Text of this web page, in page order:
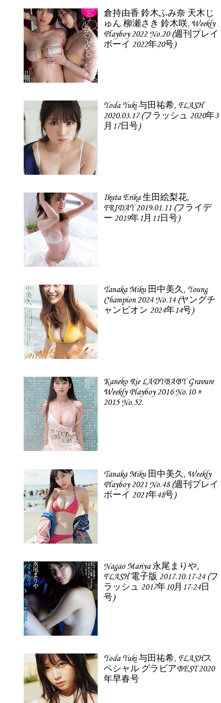
倉持由香 鈴木ふみ奈 天木じ
ゅん 柳瀬さき 鈴木咲, Weekly
Playboy 2022 No.20 (週刊プレイ
ボーイ 2022年20号)
Yoda Yuki 与田祐希, FLASH
2020.03.17 (フラッシュ 2020年3
月17日号)
Ikuta Erika 生田絵梨花,
FRIDAY 2019.01.11 (フライデ
ー 2019年1月11日号)
Tanaka Miku 田中美久, Young
Champion 2024 No.14 (ヤングチ
ャンピオン 2024年14号)
Kaneko Rie LADYBABY Gravure
Weekly Playboy 2016 No.10 +
2015 No.52.
Tanaka Miku 田中美久, Weekly
Playboy 2021 No.48 (週刊プレイ
ボーイ 2021年48号)
Nagao Mariya 永尾まりや,
FLASH 電子版 2017.10.17-24 (フ
ラッシュ 2017年10月17-24日
号)
Yoda Yuki 与田祐希, FLASHス
ペシャル グラビアBEST 2020
年早春号